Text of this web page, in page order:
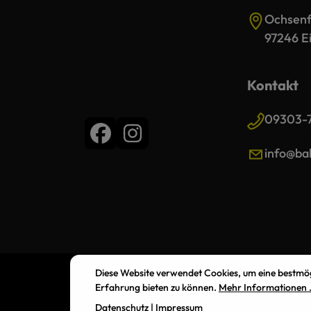
97246
Kontakt
09303-
Diese Website verwendet Cookies, um eine
Erfahrung bieten zu können. Mehr Informationen
Datenschutz| Impressum